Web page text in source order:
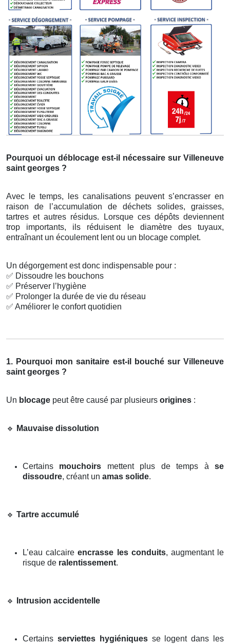
Pourquoi un déblocage est-il nécessaire sur Villeneuve
saint georges ?
Avec le temps, les canalisations peuvent s’encrasser en
raison de l’accumulation de déchets solides, graisses,
tartres et autres résidus. Lorsque ces dépôts deviennent
trop importants, ils réduisent le diamètre des tuyaux,
entraînant un écoulement lent ou un blocage complet.
Un dégorgement est donc indispensable pour :
✅ Dissoudre les bouchons
✅ Préserver l’hygiène
✅ Prolonger la durée de vie du réseau
✅ Améliorer le confort quotidien
1. Pourquoi mon sanitaire est-il bouché sur Villeneuve
saint georges ?
Un blocage peut être causé par plusieurs origines :
🔹 Mauvaise dissolution
Certains mouchoirs mettent plus de temps àse
dissoudre, créant un amas solide.
🔹 Tartre accumulé
L’eau calcaireencrasse les conduits, augmentant le
risque de ralentissement.
🔹 Intrusion accidentelle
Certains serviettes hygiéniquesse logent dans les